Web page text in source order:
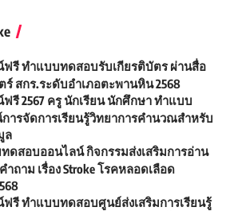
ฟรี ทำแบบทดสอบรับเกียรติบัตร ผ่านสื่อ
สกร.ระดับอำเภอตะพานหิน 2568
รี 2567 ครู นักเรียน นักศึกษา ทำแบบ
ารจัดการเรียนรู้วิทยาการคำนวณสำหรับ
ล
ดสอบออนไลน์ กิจกรรมส่งเสริมการอ่าน
ถาม เรื่อง Stroke โรคหลอดเลือด
รี ทำแบบทดสอบศูนย์ส่งเสริมการเรียนรู้